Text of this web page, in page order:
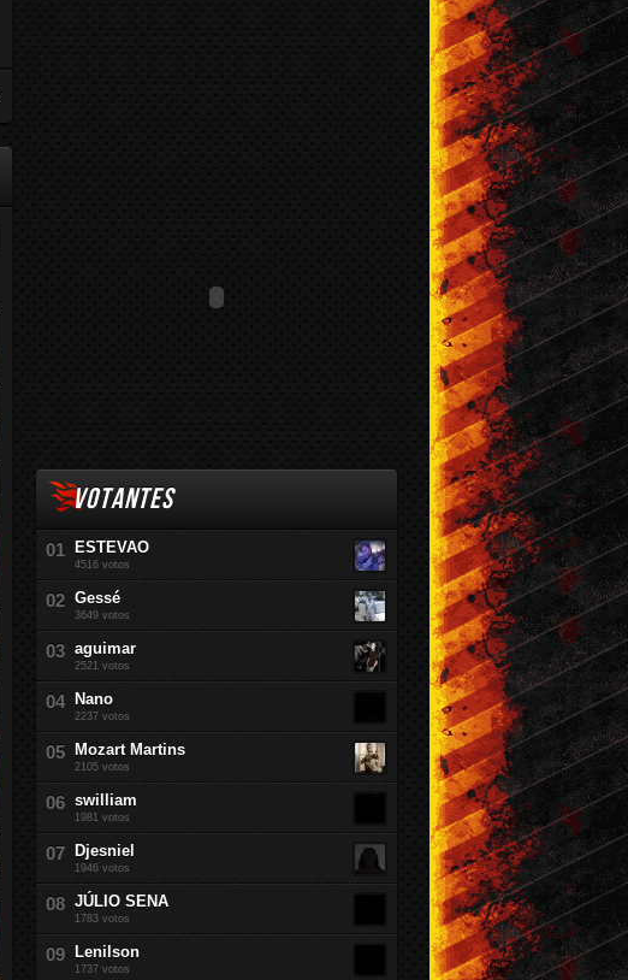
VOTANTES
ESTEVAO
4516 votos
Gessé
3649 votos
aguimar
2521 votos
Nano
2237 votos
Mozart Martins
2105 votos
swilliam
1981 votos
Djesniel
1946 votos
JÚLIO SENA
1783 votos
Lenilson
1737 votos